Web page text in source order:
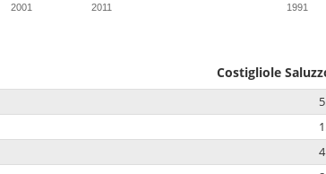
2001 2011 1991
Costigliole